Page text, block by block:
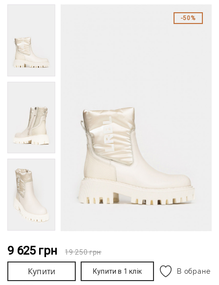
50%
9 625 грн 19 250грн
Купити Купити в 1 клік В обране